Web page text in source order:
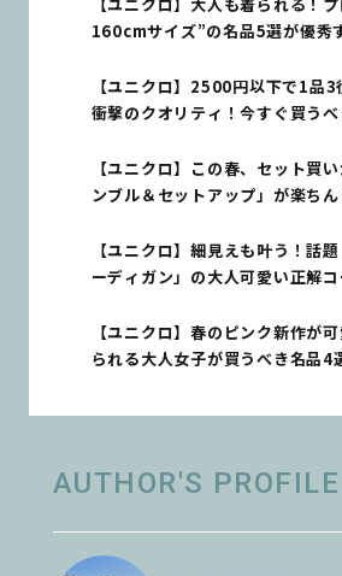
160cmサイズ”の名品5選が優秀
【ユニクロ】2500円以下で1品
衝撃のクオリティ！今すぐ買う
【ユニクロ】この春、セット買
ンブル＆セットアップ」が楽ち
【ユニクロ】細見えも叶う！話
ーディガン」の大人可愛い正解
【ユニクロ】春のピンク新作が
られる大人女子が買うべき名品4
AUTHOR'S PROFILE